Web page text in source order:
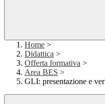
Home >
Didattica >
Offerta formativa >
Area BES >
GLI: presentazione e